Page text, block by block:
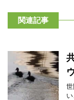
関連記事